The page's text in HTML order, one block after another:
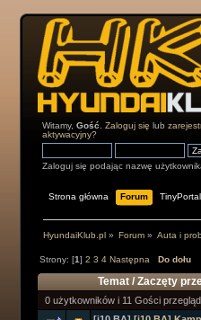
Witamy,Gość .Zaloguj się lub
aktywacyjny?
Zaloguj się podając nazwę
Strona główna Forum TinyPortal
HyundaiKlub.pl» Forum» Auta i
Strony: [1]2 3 4 Następna Do dołu
Temat/Zaczęty
0 użytkowników i 11 Gości